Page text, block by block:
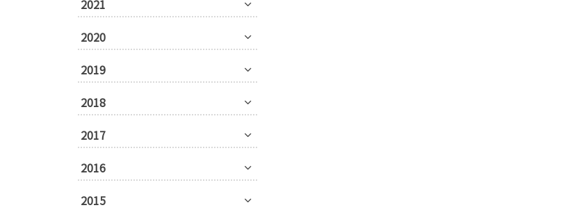
2021
2020
2019
2018
2017
2016
2015